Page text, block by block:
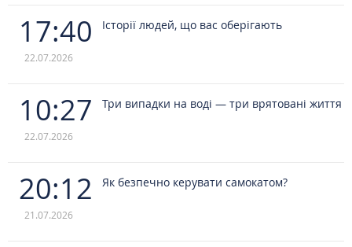
17:40
22.07.2026
Історії людей, що вас оберігають
10:27
22.07.2026
Три випадки на воді — три врятовані життя
20:12
21.07.2026
Як безпечно керувати самокатом?